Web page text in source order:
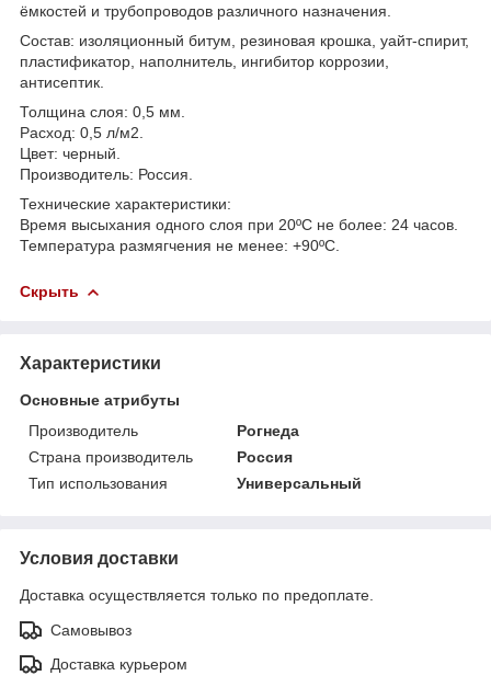
ёмкостей и трубопроводов различного назначения.
Состав: изоляционный битум, резиновая крошка, уайт-спирит,
пластификатор, наполнитель, ингибитор коррозии,
антисептик.
Толщина слоя: 0,5 мм.
Расход: 0,5 л/м2.
Цвет: черный.
Производитель: Россия.
Технические характеристики:
Время высыхания одного слоя при 20ºС не более: 24 часов.
Температура размягчения не менее: +90ºС.
Скрыть
Характеристики
Основные атрибуты
Производитель
Рогнеда
Страна производитель
Россия
Тип использования
Универсальный
Условия доставки
Доставка осуществляется только по предоплате.
Самовывоз
Доставка курьером